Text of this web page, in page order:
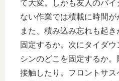
て大変。しかも友人のバ
ない作業では積載に時間が
また、積み込み忘れも起
固定するか。次にタイダ
シンのどこを固定するか
接触したり。フロントサ